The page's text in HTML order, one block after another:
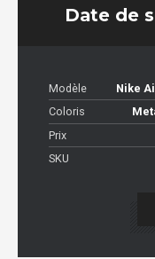
Date de
Modèle
Nike
Coloris
Prix
SKU